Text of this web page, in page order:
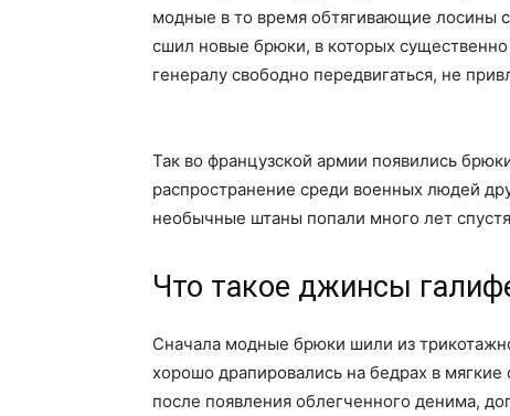
модные в то время обтягивающие лосины
сшил новые брюки, в которых
генералу свободно передвигаться, не
Так во французской армии появились
распространение среди военных людей
необычные штаны попали много лет
Что такое джинсы
Сначала модные брюки шили из
хорошо драпировались на бедрах в
после появления облегченного денима,